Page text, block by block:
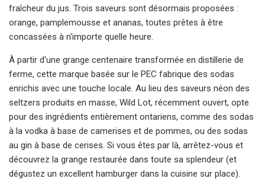
fraîcheur du jus. Trois saveurs sont désormais proposées :
orange, pamplemousse et ananas, toutes prêtes à être
concassées à n'importe quelle heure.
À partir d'une grange centenaire transformée en distillerie de
ferme, cette marque basée sur le PEC fabrique des sodas
enrichis avec une touche locale. Au lieu des saveurs néon des
seltzers produits en masse, Wild Lot, récemment ouvert, opte
pour des ingrédients entièrement ontariens, comme des sodas
à la vodka à base de camerises et de pommes, ou des sodas
au gin à base de cerises. Si vous êtes par là, arrêtez-vous et
découvrez la grange restaurée dans toute sa splendeur (et
dégustez un excellent hamburger dans la cuisine sur place).